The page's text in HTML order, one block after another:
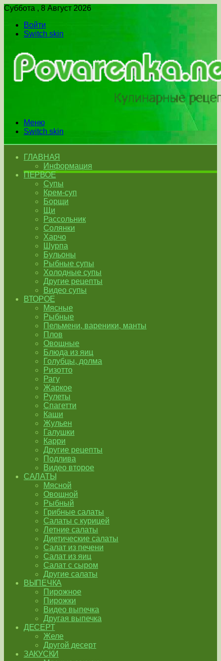
Суббота , 8 Август 2026
Войти
Switch skin
Меню
Switch skin
ГЛАВНАЯ
Информация
ПЕРВОЕ
Супы
Крем-суп
Борщи
Щи
Рассольник
Солянки
Харчо
Шурпа
Бульоны
Рыбные супы
Холодные супы
Другие рецепты
Видео супы
ВТОРОЕ
Мясные
Рыбные
Пельмени, вареники, манты
Плов
Овощные
Блюда из яиц
Голубцы, долма
Ризотто
Рагу
Жаркое
Рулеты
Спагетти
Каши
Жульен
Галушки
Карри
Другие рецепты
Подлива
Видео второе
САЛАТЫ
Мясной
Овощной
Рыбный
Грибные салаты
Салаты с курицей
Летние салаты
Диетические салаты
Салат из печени
Салат из яиц
Салат с сыром
Другие салаты
ВЫПЕЧКА
Пирожное
Пирожки
Видео выпечка
Другая выпечка
ДЕСЕРТ
Желе
Другой десерт
ЗАКУСКИ